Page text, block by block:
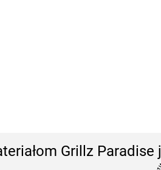
Grillz